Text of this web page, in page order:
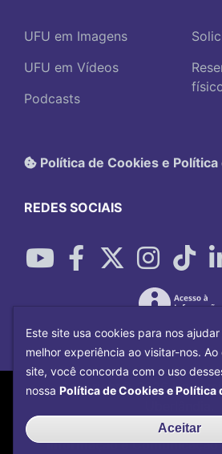
UFU em Imagens
UFU em Vídeos
Podcasts
Política de Cookies e
REDES SOCIAIS
Copyright©2026
Centro de
Informação e Comunicação
Este site usa cookies para nos
melhor experiência ao visitar-nos.
site, você concorda com o uso
nossa Política de Cookies e Política
Aceitar